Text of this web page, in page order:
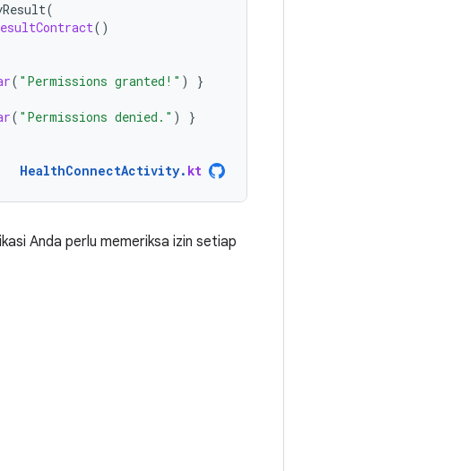
(
()
( "Permissions granted!" )
}
( "Permissions denied." )
}
HealthConnectActivity. kt
Anda perlu memeriksa izin setiap